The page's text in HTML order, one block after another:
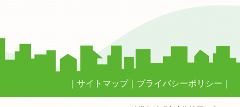
サイトマップ プライバシーポリシー